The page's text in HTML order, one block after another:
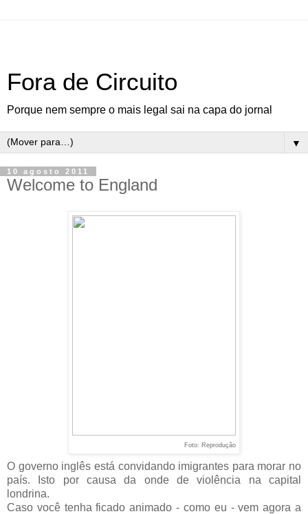
Fora de Circuito
Porque nem sempre o mais legal sai na capa do jornal
▼
10 agosto 2011
Welcome to England
Foto: Reprodução
O governo inglês está convidando imigrantes para morar no
país. Isto por causa da onde de violência na capital
londrina.
Caso você tenha ficado animado - como eu - vem agora a